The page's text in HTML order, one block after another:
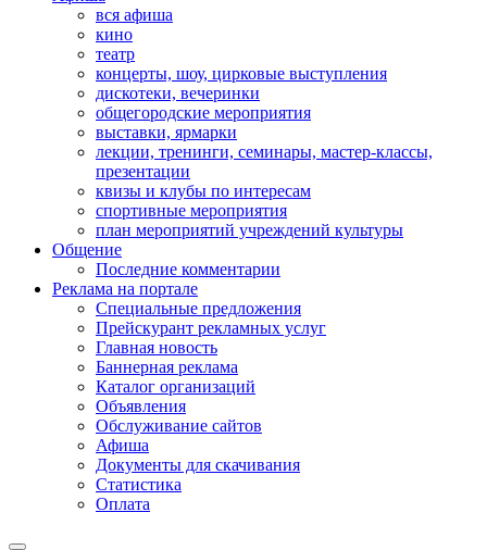
вся афиша
кино
театр
концерты, шоу, цирковые выступления
дискотеки, вечеринки
общегородские мероприятия
выставки, ярмарки
лекции, тренинги, семинары, мастер-классы,
презентации
квизы и клубы по интересам
спортивные мероприятия
план мероприятий учреждений культуры
Общение
Последние комментарии
Реклама на портале
Специальные предложения
Прейскурант рекламных услуг
Главная новость
Баннерная реклама
Каталог организаций
Объявления
Обслуживание сайтов
Афиша
Документы для скачивания
Статистика
Оплата